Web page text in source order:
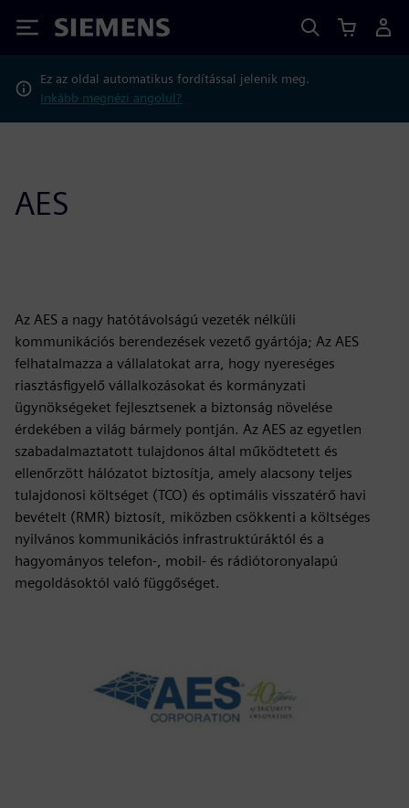
Siemens
Ez az oldal automatikus fordítással jelenik meg.
Inkább megnézi angolul?
AES
Az AES a nagy hatótávolságú vezeték nélküli
kommunikációs berendezések vezető gyártója; Az AES
felhatalmazza a vállalatokat arra, hogy nyereséges
riasztásfigyelő vállalkozásokat és kormányzati
ügynökségeket fejlesztsenek a biztonság növelése
érdekében a világ bármely pontján. Az AES az egyetlen
szabadalmaztatott tulajdonos által működtetett és
ellenőrzött hálózatot biztosítja, amely alacsony teljes
tulajdonosi költséget (TCO) és optimális visszatérő havi
bevételt (RMR) biztosít, miközben csökkenti a költséges
nyilvános kommunikációs infrastruktúráktól és a
hagyományos telefon-, mobil- és rádiótoronyalapú
megoldásoktól való függőséget.